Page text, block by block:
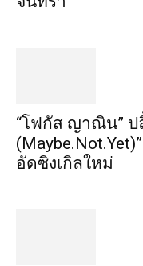
“โฟกัส ญาณิน” ป
อัดซิงเกิลใหม่